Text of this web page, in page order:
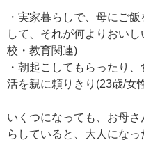
・実家暮らしで、母にご
して、それが何よりおい
校・教育関連)
・朝起こしてもらったり
活を親に頼りきり(23歳/女
いくつになっても、お母
らしていると、大人にな